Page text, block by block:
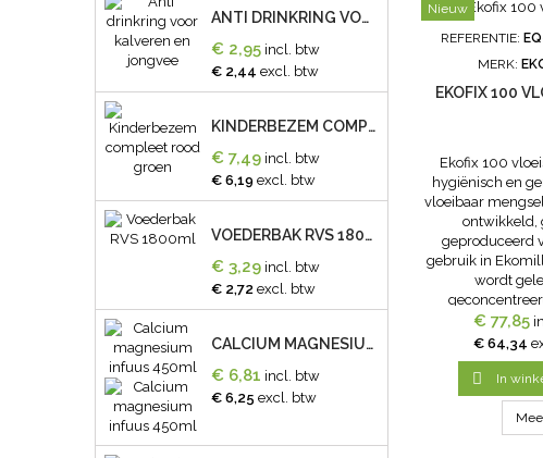
ANTI DRINKRING VOOR KALVEREN EN JONGVEE
€ 2,95 incl. btw
€ 2,44 excl. btw
KINDERBEZEM COMPLEET ROOD GROEN
€ 7,49 incl. btw
€ 6,19 excl. btw
VOEDERBAK RVS 1800ML
€ 3,29 incl. btw
€ 2,72 excl. btw
CALCIUM MAGNESIUM INFUUS 450ML
€ 6,81 incl. btw
€ 6,25 excl. btw
Nieuw
REFERENTIE:
MERK:
EKOFIX 100
Ekofix 100
hygiënisch en
vloeibaar
ontwikkeld,
geproduceerd
gebruik in
wordt
vloeibaar, heeft
groene
karakteristieke
Materiaal:
alcohol,
€ 77,85
€ 64,34
 In